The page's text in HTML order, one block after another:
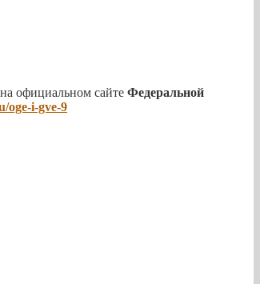
официальном сайте Федеральной
oge-i-gve-9